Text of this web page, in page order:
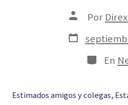
Autor
la
entrada
Por
Fecha
de
publicación
En
Estimados amigos y colegas,